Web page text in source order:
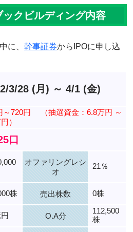
クビルディング内容
に、 幹事証券からIPOに申し込
3/28 (月) ～ 4/1 (金)
～720円
（抽選資金：6.8万円 ～
）
口
オファリングレシ
オ
21％
株 売出株数 0株
O.A分
112,500
株